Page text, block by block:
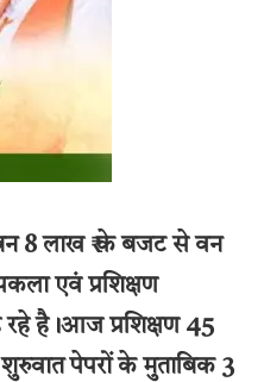
8 लाख ₹ के बजट से वन
एवं प्रशिक्षण
रहे है।आज प्रशिक्षण 45
पेपरों के मुताबिक 3